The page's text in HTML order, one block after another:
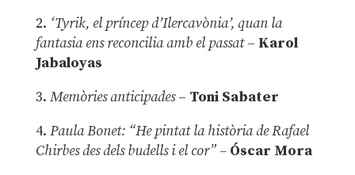
2. ‘Tyrik, el príncep d’Ilercavònia’, quan la
fantasia ens reconcilia amb el passat– Karol
Jabaloyas
3. Memòries anticipades– Toni Sabater
4. Paula Bonet: “He pintat la història de Rafael
Chirbes des dels budells i el cor” –Óscar Mora